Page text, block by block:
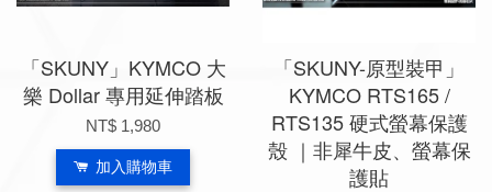
「SKUNY」KYMCO 大
樂 Dollar 專用延伸踏板
NT$ 1,980
加入購物車
「SKUNY-原型裝甲」
KYMCO RTS165 /
RTS135 硬式螢幕保護
殼 ｜非犀牛皮、螢幕保
護貼